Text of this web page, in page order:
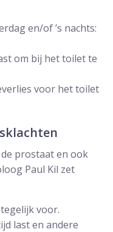
en/of ’s nachts:
om bij het toilet te
voor het toilet
prostaat en ook
Paul Kil zet
voor.
last en andere